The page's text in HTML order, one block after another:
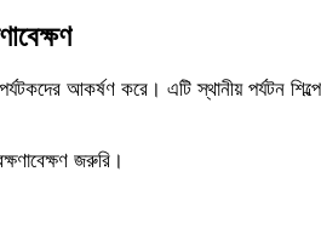
আকর্ষণ করে। এটি স্থানীয় পর্যটন
জরুরি।